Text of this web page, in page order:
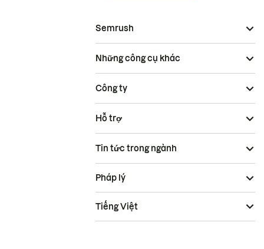
Semrush
Những công cụ khác
Công ty
Hỗ trợ
Tin tức trong ngành
Pháp lý
Tiếng Việt